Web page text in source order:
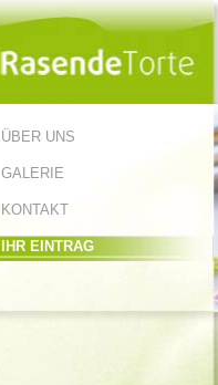
ÜBER UNS
GALERIE
KONTAKT
IHR EINTRAG